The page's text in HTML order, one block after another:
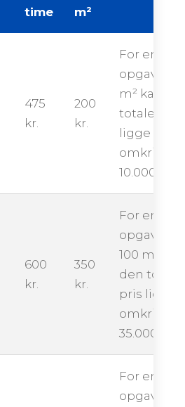
time
m²
475
kr.
200
kr.
For en
opgave på
m² kan
totale pris
ligge
omkring
10.000
600
kr.
350
kr.
For en
opgave på
100 m² kan
den totale
pris ligge
omkring
35.000
For en
opgave på